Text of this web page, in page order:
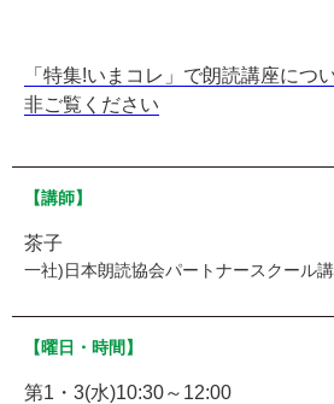
「特集!いまコレ」で朗読講座につ
非ご覧ください
【講師】
茶子
一社)日本朗読協会パートナースクール
【曜日・時間】
第1・3(水)10:30～12:00